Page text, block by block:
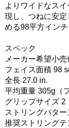
よりワイドなス
現し、つねに安
める98平方インチ
スペック
メーカー希望小
フェイス面積 98
全長 27.0 in.
平均重量 305g（
グリップサイズ 2
ストリングパタ
推奨ストリング